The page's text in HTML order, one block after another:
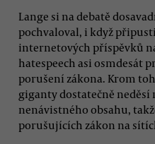
Lange si na debatě
pochvaloval, i když
internetových příspěvků
hatespeech asi osmdesát
porušení zákona. Krom
giganty dostatečně
nenávistného obsahu,
porušujících zákon na